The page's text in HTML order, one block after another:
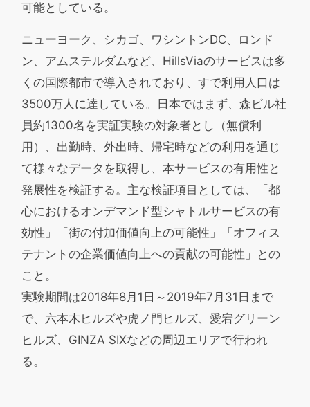
可能としている。
ニューヨーク、シカゴ、ワシントンDC、ロンド
ン、アムステルダムなど、HillsViaのサービスは多
くの国際都市で導入されており、すで利用人口は
3500万人に達している。日本ではまず、森ビル社
員約1300名を実証実験の対象者とし（無償利
用）、出勤時、外出時、帰宅時などの利用を通じ
て様々なデータを取得し、本サービスの有用性と
発展性を検証する。主な検証項目としては、「都
心におけるオンデマンド型シャトルサービスの有
効性」「街の付加価値向上の可能性」「オフィス
テナントの企業価値向上への貢献の可能性」との
こと。
実験期間は2018年8月1日～2019年7月31日まで
で、六本木ヒルズや虎ノ門ヒルズ、愛宕グリーン
ヒルズ、GINZA SIXなどの周辺エリアで行われ
る。